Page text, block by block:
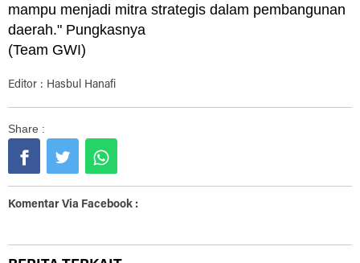
mampu menjadi mitra strategis dalam pembangunan
daerah." Pungkasnya
(Team GWI)
Editor : Hasbul Hanafi
Share :
Komentar Via Facebook :